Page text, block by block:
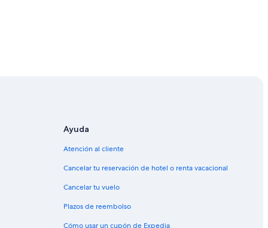
Ayuda
Atención al cliente
Cancelar tu reservación de hotel o renta vacacional
Cancelar tu vuelo
Plazos de reembolso
Cómo usar un cupón de Expedia